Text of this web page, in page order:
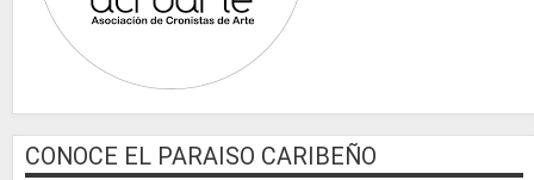
CONOCE EL PARAISO CARIBEÑO